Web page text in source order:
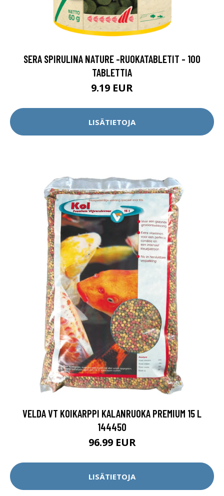
SERA SPIRULINA NATURE -RUOKATABLETIT - 100
TABLETTIA
9.19 EUR
LISÄTIETOJA
VELDA VT KOIKARPPI KALANRUOKA PREMIUM 15 L
144450
96.99 EUR
LISÄTIETOJA